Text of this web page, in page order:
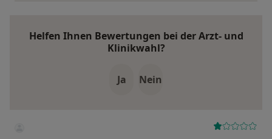
Helfen Ihnen Bewertungen bei der Arzt- und
Klinikwahl?
Ja Nein